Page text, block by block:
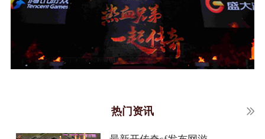
热门资讯